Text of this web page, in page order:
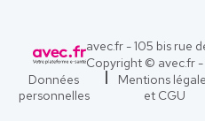
avec.fr - 105 bis rue
Copyright © avec.fr -
Données
personnelles
Mentions
et CGU